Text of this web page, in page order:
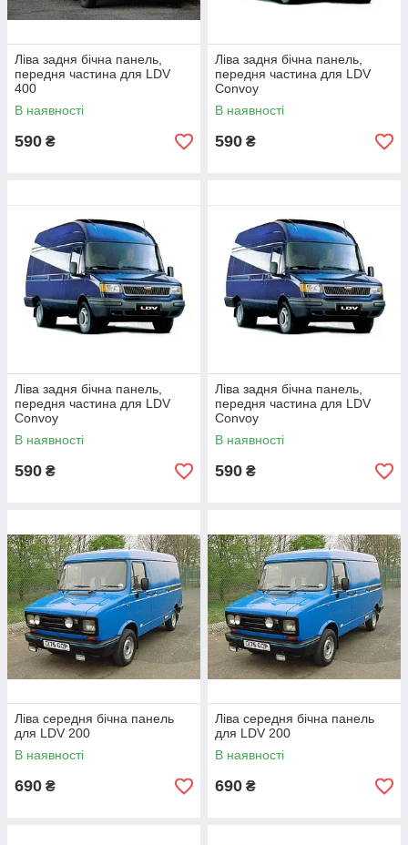
Ліва задня бічна панель,
передня частина для LDV
400
В наявності
590 ₴
Ліва задня бічна панель,
передня частина для LDV
Convoy
В наявності
590 ₴
Ліва задня бічна панель,
передня частина для LDV
Convoy
В наявності
590 ₴
Ліва задня бічна панель,
передня частина для LDV
Convoy
В наявності
590 ₴
Ліва середня бічна панель
для LDV 200
В наявності
690 ₴
Ліва середня бічна панель
для LDV 200
В наявності
690 ₴